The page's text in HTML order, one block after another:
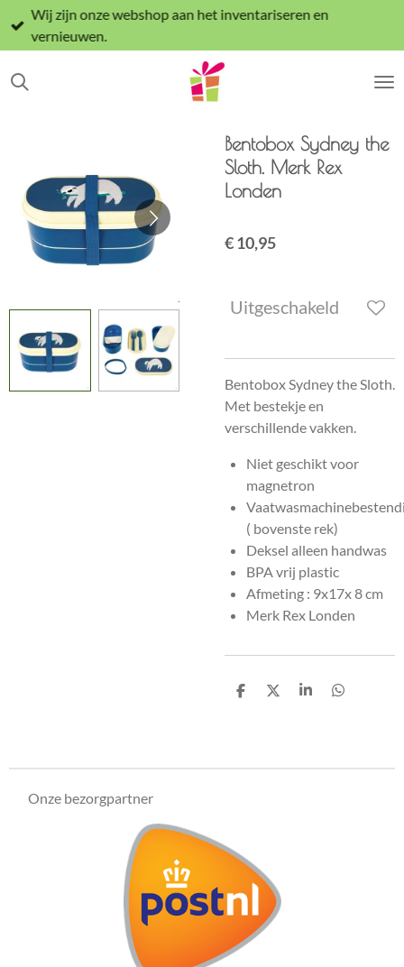
Ga
direct
de
Wij zijn onze webshop aan het inventariseren en
vernieuwen.
Bentobox Sydney the
Sloth. Merk Rex
Londen
€ 10,95
Uitgeschakeld
Bentobox Sydney the Sloth.
Met bestekje en
verschillende vakken.
Niet geschikt voor
magnetron
( bovenste rek)
Deksel alleen handwas
BPA vrij plastic
Afmeting : 9x17x 8 cm
Merk Rex Londen
D
D
S
D
Onze bezorgpartner